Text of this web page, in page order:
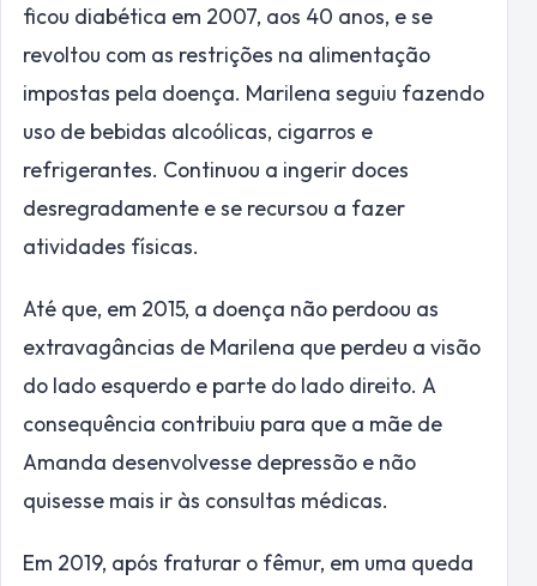
ficou diabética em 2007, aos 40 anos, e se
revoltou com as restrições na alimentação
impostas pela doença. Marilena seguiu fazendo
uso de bebidas alcoólicas, cigarros e
refrigerantes. Continuou a ingerir doces
desregradamente e se recursou a fazer
atividades físicas.
Até que, em 2015, a doença não perdoou as
extravagâncias de Marilena que perdeu a visão
do lado esquerdo e parte do lado direito. A
consequência contribuiu para que a mãe de
Amanda desenvolvesse depressão e não
quisesse mais ir às consultas médicas.
Em 2019, após fraturar o fêmur, em uma queda